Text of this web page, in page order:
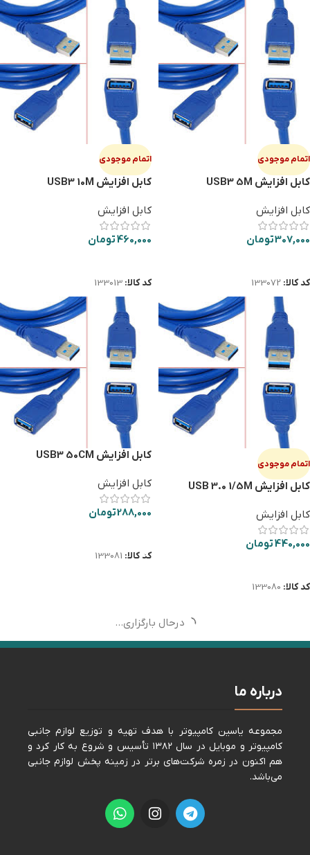
اتمام موجودی
کابل افزایش USB3 5M
کابل افزایش
307,000تومان
کد کالا: 133072
اتمام موجودی
کابل افزایش USB3 10M
کابل افزایش
460,000تومان
کد کالا: 133013
اتمام موجودی
کابل افزایش USB 3.0 1/5M
کابل افزایش
440,000تومان
کد کالا: 133080
کابل افزایش USB3 50CM
کابل افزایش
288,000تومان
کد کالا: 133081
درحال بارگزاری...
درباره ما
مجموعه ياسين كامپيوتر با هدف تهيه و توزيع لوازم جانبی
كامپيوتر و موبايل در سال ١٣٨٢ تأسيس و شروع به كار كرد و
هم اكنون در زمره شركت‌های برتر در زمينه پخش لوازم جانبی
می‌باشد.